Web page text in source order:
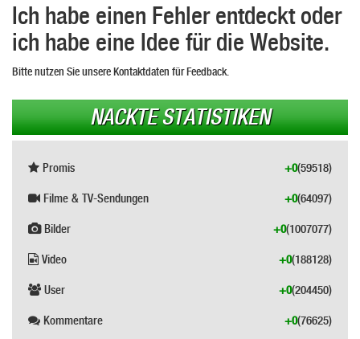
Ich habe einen Fehler entdeckt oder
ich habe eine Idee für die Website.
Bitte nutzen Sie unsere Kontaktdaten für Feedback.
NACKTE STATISTIKEN
Promis (59518)
+0
Filme & TV-Sendungen (64097)
+0
Bilder (1007077)
+0
Video (188128)
+0
User (204450)
+0
Kommentare (76625)
+0